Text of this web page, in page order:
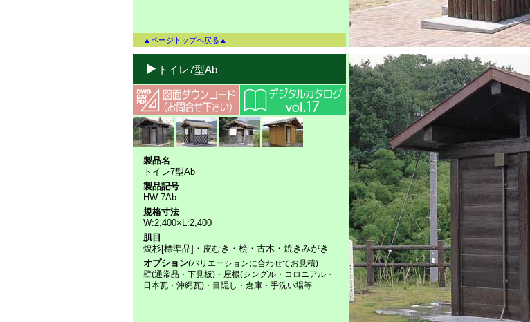
▲ページトップへ戻る▲
トイレ7型Ab
製品名
トイレ7型Ab
製品記号
HW-7Ab
規格寸法
W:2,400×L:2,400
肌目
焼杉[標準品]・皮むき・桧・古木・焼きみがき
オプション(バリエーションに合わせてお見積)
壁(通常品・下見板)・屋根(シングル・コロニアル・
日本瓦・沖縄瓦)・目隠し・倉庫・手洗い場等